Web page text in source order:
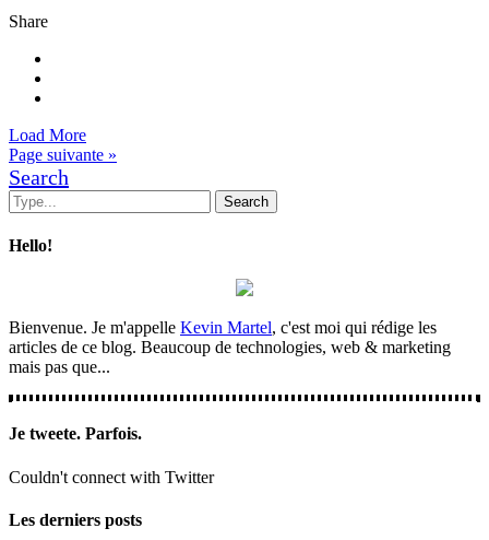
Share
Load More
Page suivante »
Search
Hello!
Bienvenue. Je m'appelle Kevin Martel, c'est moi qui rédige les
articles de ce blog. Beaucoup de technologies, web & marketing
mais pas que...
Je tweete. Parfois.
Couldn't connect with Twitter
Les derniers posts